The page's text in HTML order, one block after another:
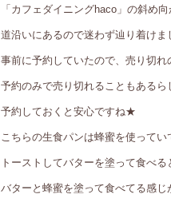
「カフェダイニングhaco」の斜め
道沿いにあるので迷わず辿り着けま
事前に予約していたので、売り切
予約のみで売り切れることもあるら
予約しておくと安心ですね★
こちらの生食パンは蜂蜜を使って
トーストしてバターを塗って食べる
バターと蜂蜜を塗って食べてる感